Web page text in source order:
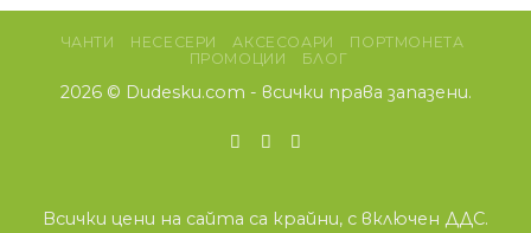
ЧАНТИ НЕСЕСЕРИ АКСЕСОАРИ
ПОРТМОНЕТА
ПРОМОЦИИ
БЛОГ
2026 © Dudesku.com - всички права запазени.
Всички цени на сайта са крайни, с включен ДДС.